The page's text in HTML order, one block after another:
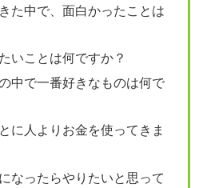
た中で、面白かったことは
いことは何ですか？
中で一番好きなものは何で
に人よりお金を使ってきま
なったらやりたいと思って